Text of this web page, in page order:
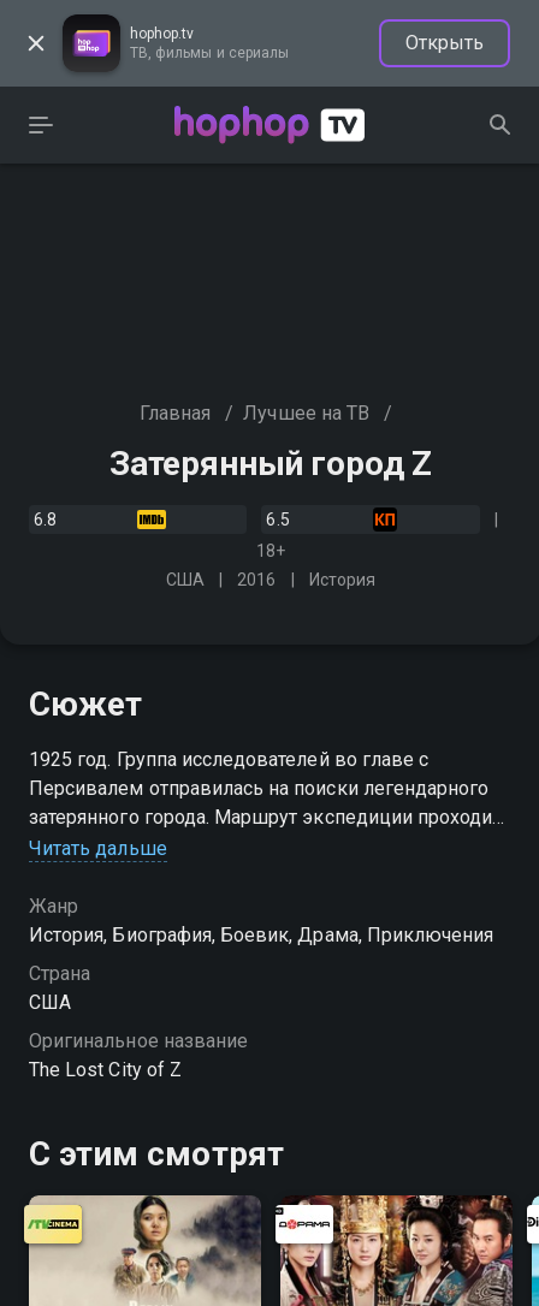
hophop.tv
ТВ, фильмы и сериалы
Открыть
Главная / Лучшее на ТВ /
Затерянный город Z
6.8
6.5
18+
США
2016 История
Сюжет
1925 год. Группа исследователей во главе с
Персивалем отправилась на поиски легендарного
затерянного города. Маршрут экспедиции проходил
через штат Мату-Гроссо, где, согласно легенде, и
легендарная столица инков
Читать дальше
Жанр
История, Биография, Боевик, Драма, Приключения
Страна
США
Оригинальное название
The Lost City of Z
С этим смотрят